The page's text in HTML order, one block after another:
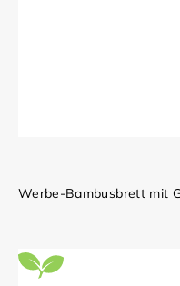
Werbe-Bambusbrett mit